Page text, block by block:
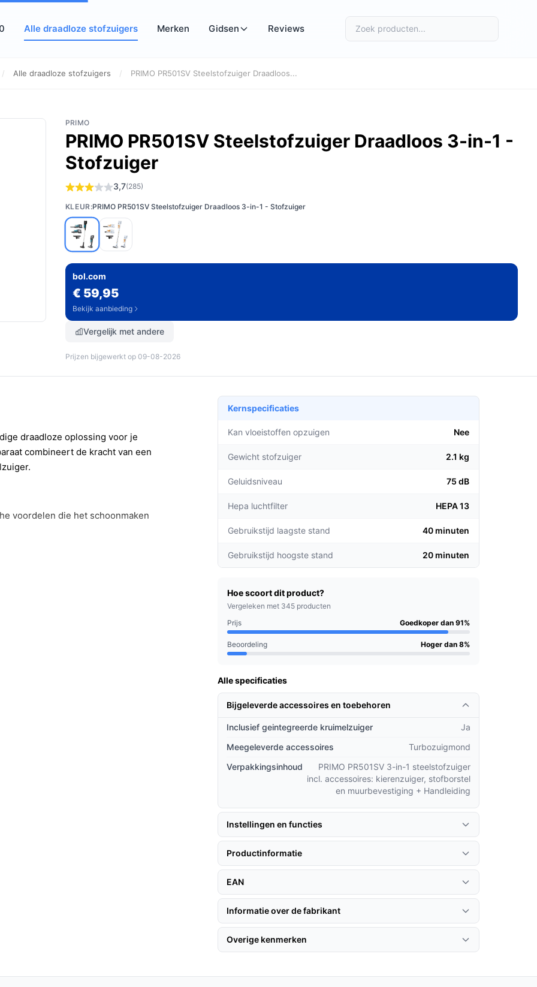
Alle draadloze stofzuigers Merken Gidsen Reviews
/ Alle draadloze stofzuigers / PRIMO PR501SV Steelstofzuiger Draadloos...
PRIMO
PRIMO PR501SV Steelstofzuiger Draadloos 3-in-1 -
Stofzuiger
3,7(285)
KLEUR:PRIMO PR501SV Steelstofzuiger Draadloos 3-in-1 - Stofzuiger
bol.com
€ 59,95
Bekijk aanbieding
Vergelijk met andere
Prijzen bijgewerkt op 09-08-2026
draadloze oplossing voor je
combineert de kracht van een
voordelen die het schoonmaken
Dit duurt ongeveer 4 uur. 2. Koppel
Kernspecificaties
Kan vloeistoffen opzuigen Nee
Gewicht stofzuiger 2.1 kg
Geluidsniveau 75 dB
Hepa luchtfilter HEPA 13
Gebruikstijd laagste stand 40 minuten
Gebruikstijd hoogste stand 20 minuten
Hoe scoort dit product?
Vergeleken met 345 producten
Prijs
Goedkoper dan 91%
Beoordeling Hoger dan 8%
Alle specificaties
Bijgeleverde accessoires en toebehoren
Inclusief geintegreerde kruimelzuiger
Ja
Meegeleverde accessoires
Turbozuigmond
Verpakkingsinhoud
PRIMO PR501SV 3-in-1 steelstofzuiger
incl. accessoires: kierenzuiger, stofborstel
en muurbevestiging + Handleiding
Instellingen en functies
Productinformatie
EAN
Informatie over de fabrikant
Overige kenmerken